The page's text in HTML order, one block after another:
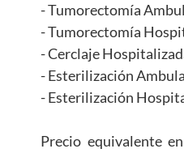
- Tumorectomía
- Tumorectomía
- Cerclaje
- Esterilización
- Esterilización
Precio equivalente